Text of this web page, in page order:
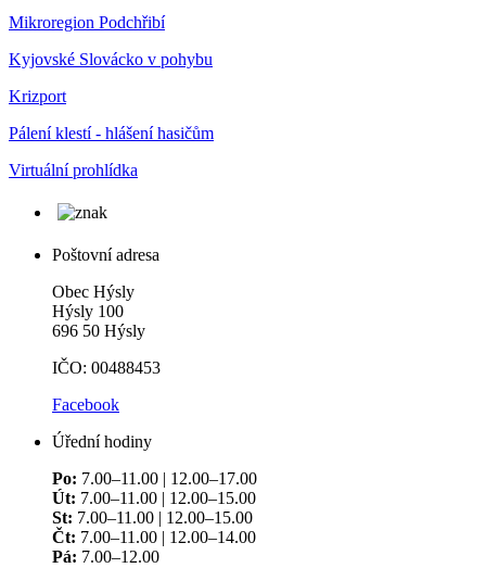
Mikroregion Podchřibí
Kyjovské Slovácko v pohybu
Krizport
Pálení klestí - hlášení hasičům
Virtuální prohlídka
Poštovní adresa
Obec Hýsly
Hýsly 100
696 50 Hýsly
IČO: 00488453
Facebook
Úřední hodiny
Po: 7.00–11.00 | 12.00–17.00
Út: 7.00–11.00 | 12.00–15.00
St: 7.00–11.00 | 12.00–15.00
Čt: 7.00–11.00 | 12.00–14.00
Pá: 7.00–12.00